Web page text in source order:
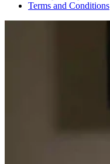
Terms and Conditions